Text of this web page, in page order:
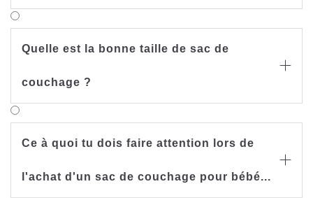
Quelle est la bonne taille de sac de
couchage ?

Ce à quoi tu dois faire attention lors de
l'achat d'un sac de couchage pour bébé...
